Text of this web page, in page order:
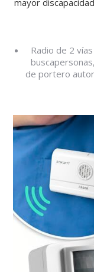
mayor
Radio de 2
de portero